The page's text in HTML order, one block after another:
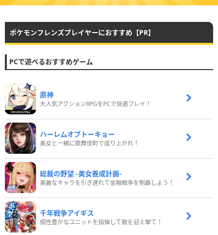
ポケモンフレンズプレイヤーにおすすめ【PR】
PCで遊べるおすすめゲーム
原神
大人気アクションRPGをPCで快適プレイ！
ハーレムオブトーキョー
美女と一緒に歌舞伎町で成り上がれ！
総裁の野望 -美女養成計画-
美麗なキャラを引き連れて金融戦争を制覇しよう！
千年戦争アイギス
個性豊かなユニットを指揮して敵を迎え撃て！